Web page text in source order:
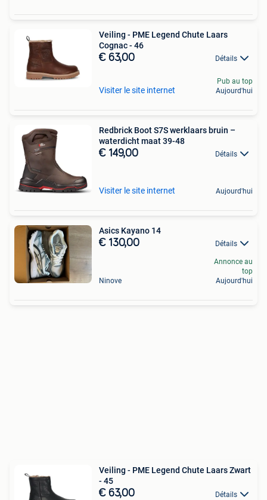
Veiling - PME Legend Chute Laars
Cognac - 46
€ 63,00 Détails
Visiter le site internet
Pub au top
Aujourd'hui
Redbrick Boot S7S werklaars bruin –
waterdicht maat 39-48
€ 149,00 Détails
Visiter le site internet Aujourd'hui
Asics Kayano 14
€ 130,00 Détails
Ninove
Annonce au
top
Aujourd'hui
Veiling - PME Legend Chute Laars Zwart
- 45
€ 63,00 Détails